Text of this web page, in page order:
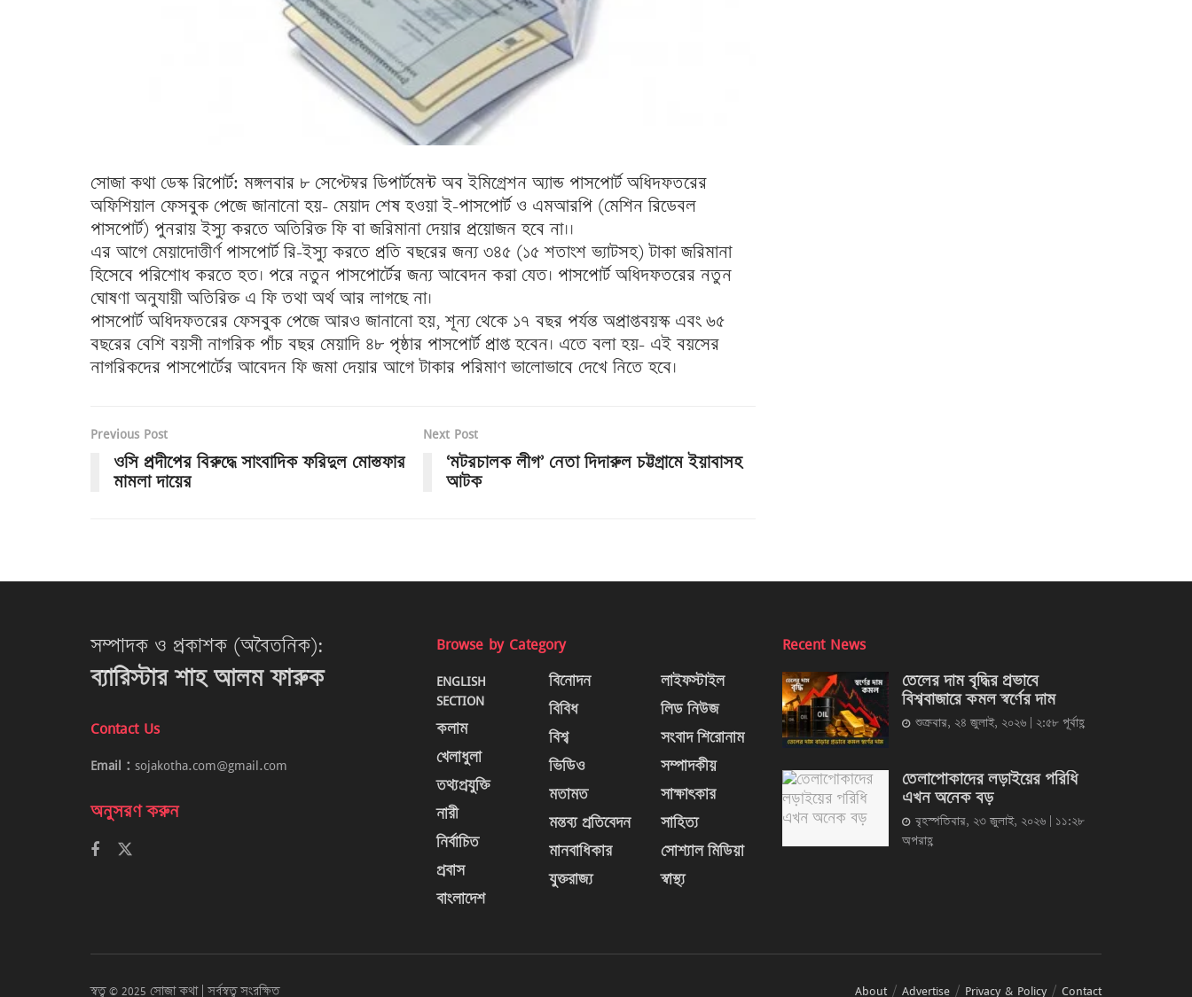
সোজা কথা ডেস্ক রিপোর্ট: মঙ্গলবার ৮ সেপ্টেম্বর ডিপার্টমেন্ট অব ইমিগ্রেশন অ্যান্ড পাসপোর্ট অধিদফতরের
অফিশিয়াল ফেসবুক পেজে জানানো হয়- মেয়াদ শেষ হওয়া ই-পাসপোর্ট ও এমআরপি (মেশিন রিডেবল
পাসপোর্ট) পুনরায় ইস্যু করতে অতিরিক্ত ফি বা জরিমানা দেয়ার প্রয়োজন হবে না।।
এর আগে মেয়াদোত্তীর্ণ পাসপোর্ট রি-ইস্যু করতে প্রতি বছরের জন্য ৩৪৫ (১৫ শতাংশ ভ্যাটসহ) টাকা জরিমানা
হিসেবে পরিশোধ করতে হত। পরে নতুন পাসপোর্টের জন্য আবেদন করা যেত। পাসপোর্ট অধিদফতরের নতুন
ঘোষণা অনুযায়ী অতিরিক্ত এ ফি তথা অর্থ আর লাগছে না।
পাসপোর্ট অধিদফতরের ফেসবুক পেজে আরও জানানো হয়, শূন্য থেকে ১৭ বছর পর্যন্ত অপ্রাপ্তবয়স্ক এবং ৬৫
বছরের বেশি বয়সী নাগরিক পাঁচ বছর মেয়াদি ৪৮ পৃষ্ঠার পাসপোর্ট প্রাপ্ত হবেন। এতে বলা হয়- এই বয়সের
নাগরিকদের পাসপোর্টের আবেদন ফি জমা দেয়ার আগে টাকার পরিমাণ ভালোভাবে দেখে নিতে হবে।
Previous Post
ওসি প্রদীপের বিরুদ্ধে সাংবাদিক ফরিদুল মোস্তফার
মামলা দায়ের
Next Post
‘মটরচালক লীগ’ নেতা দিদারুল চট্টগ্রামে ইয়াবাসহ
আটক
সম্পাদক ও প্রকাশক (অবৈতনিক):
ব্যারিস্টার শাহ আলম ফারুক
Contact Us
Email : sojakotha.com@gmail.com
অনুসরণ করুন
Browse by Category
ENGLISH
SECTION
কলাম
খেলাধুলা
তথ্যপ্রযুক্তি
নারী
নির্বাচিত
প্রবাস
বাংলাদেশ
বিনোদন
বিবিধ
বিশ্ব
ভিডিও
মতামত
মন্তব্য প্রতিবেদন
মানবাধিকার
যুক্তরাজ্য
লাইফস্টাইল
লিড নিউজ
সংবাদ শিরোনাম
সম্পাদকীয়
সাক্ষাৎকার
সাহিত্য
সোশ্যাল মিডিয়া
স্বাস্থ্য
Recent News
তেলের দাম বৃদ্ধির প্রভাবে
বিশ্ববাজারে কমল স্বর্ণের দাম
শুক্রবার, ২৪ জুলাই, ২০২৬ | ২:৫৮ পূর্বাহ্ণ
তেলাপোকাদের লড়াইয়ের পরিধি
এখন অনেক বড়
বৃহস্পতিবার, ২৩ জুলাই, ২০২৬ | ১১:২৮
অপরাহ্ণ
About Advertise Privacy & Policy Contact
স্বত্ব © 2025 সোজা কথা | সর্বস্বত্ব সংরক্ষিত